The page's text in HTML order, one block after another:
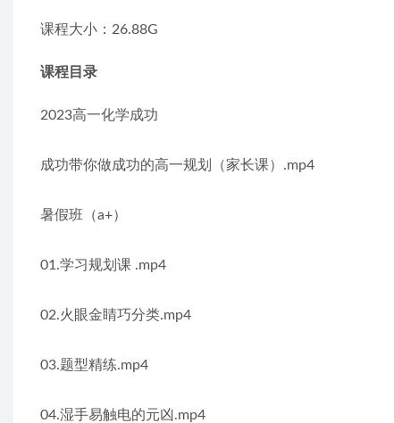
课程大小：26.88G
课程目录
2023高一化学成功
成功带你做成功的高一规划（家长课）.mp4
暑假班（a+）
01.学习规划课 .mp4
02.火眼金睛巧分类.mp4
03.题型精练.mp4
04.湿手易触电的元凶.mp4